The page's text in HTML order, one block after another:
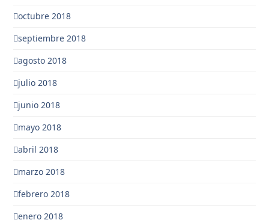
octubre 2018
septiembre 2018
agosto 2018
julio 2018
junio 2018
mayo 2018
abril 2018
marzo 2018
febrero 2018
enero 2018